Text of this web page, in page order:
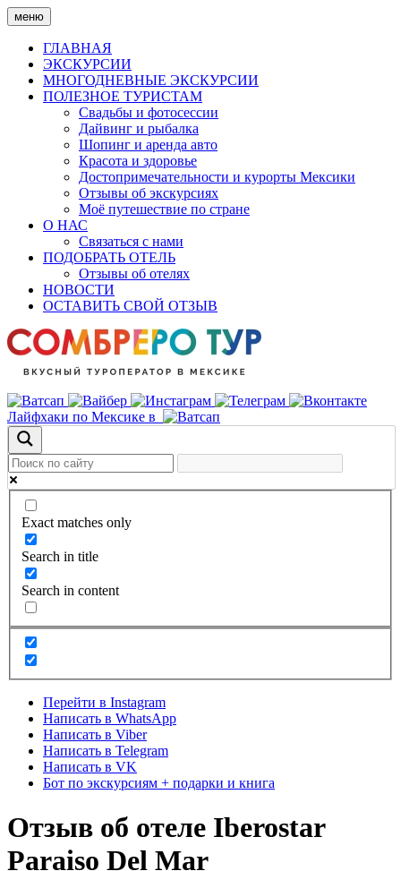
Skip
to
content
меню
ГЛАВНАЯ
ЭКСКУРСИИ
МНОГОДНЕВНЫЕ ЭКСКУРСИИ
ПОЛЕЗНОЕ ТУРИСТАМ
Свадьбы и фотосессии
Дайвинг и рыбалка
Шопинг и аренда авто
Красота и здоровье
Достопримечательности и курорты Мексики
Отзывы об экскурсиях
Моё путешествие по стране
О НАС
Связаться с нами
ПОДОБРАТЬ ОТЕЛЬ
Отзывы об отелях
НОВОСТИ
ОСТАВИТЬ СВОЙ ОТЗЫВ
Лайфхаки по Мексике в
Exact matches only
Search in title
Search in content
Перейти в Instagram
Написать в WhatsApp
Написать в Viber
Написать в Telegram
Написать в VK
Бот по экскурсиям + подарки и книга
Отзыв об отеле Iberostar
Paraiso Del Mar